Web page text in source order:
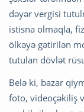
dəyər vergisi
istisna olmaqla,
ölkəyə gətirilən
tutulan dövlət
Belə ki, bazar
foto, videoçəkiliş